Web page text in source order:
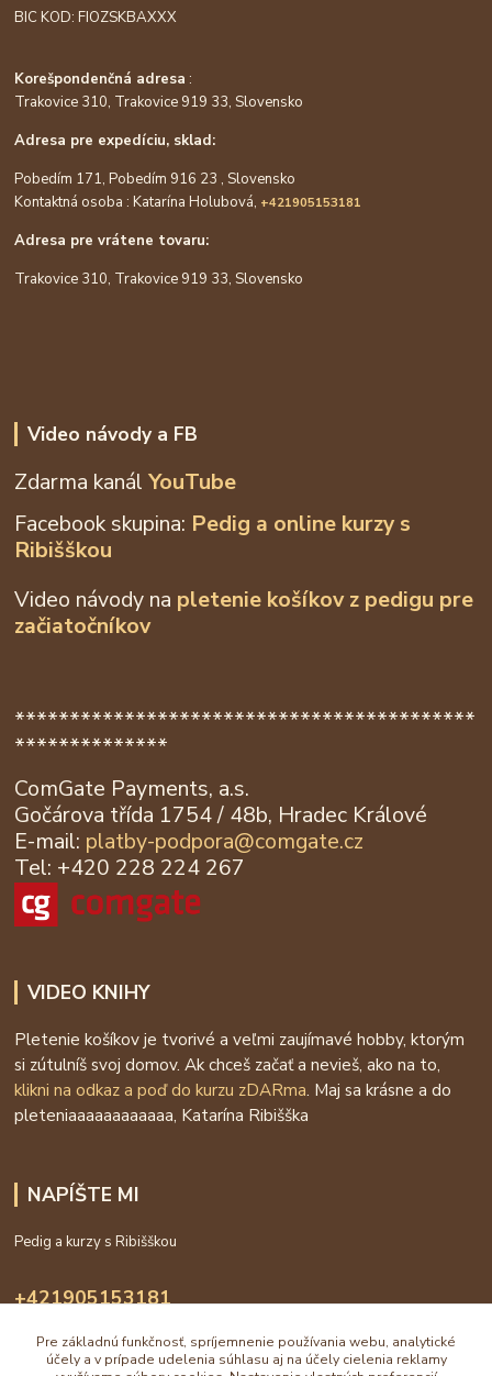
BIC KOD: FIOZSKBAXXX
Korešpondenčná adresa :
Trakovice 310, Trakovice 919 33, Slovensko
Adresa pre expedíciu, sklad:
Pobedím 171, Pobedím 916 23 , Slovensko
Kontaktná osoba : Katarína Holubová, +421905153181
Adresa pre vrátene tovaru:
Trakovice 310, Trakovice 919 33, Slovensko
Video návody a FB
Zdarma kanálYouTube
Facebook skupina: Pedig a online kurzy s
Ribišškou
Video návody na pletenie košíkov z pedigu pre
začiatočníkov
******************************************
**************
ComGate Payments, a.s.
Gočárova třída 1754 / 48b, Hradec Králové
E-mail: platby-podpora@comgate.cz
Tel: +420 228 224 267
VIDEO KNIHY
Pletenie košíkov je tvorivé a veľmi zaujímavé hobby, ktorým
si zútulníš svoj domov. Ak chceš začať a nevieš, ako na to,
klikni na odkaz a poď do kurzu zDARma. Maj sa krásne a do
pleteniaaaaaaaaaaaa, Katarína Ribišška
NAPÍŠTE MI
Pedig a kurzy s Ribišškou
+421905153181
info@katarinaholub.sk
Pre základnú funkčnosť, spríjemnenie používania webu, analytické
účely a v prípade udelenia súhlasu aj na účely cielenia reklamy